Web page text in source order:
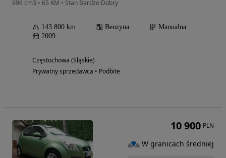
996 cm3 • 65 KM • Stan Bardzo Dobry
143 800 km Benzyna
Manualna
2009
Częstochowa (Śląskie)
Prywatny sprzedawca • Podbite
10 900 PLN
W granicach średniej